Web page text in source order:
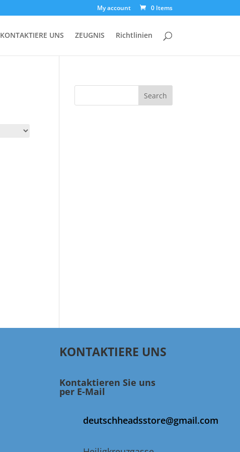
My account 0 Items
KONTAKTIERE UNS ZEUGNIS Richtlinien
Search
KONTAKTIERE UNS
Kontaktieren Sie uns
per E-Mail
deutschheadsstore@gmail.com